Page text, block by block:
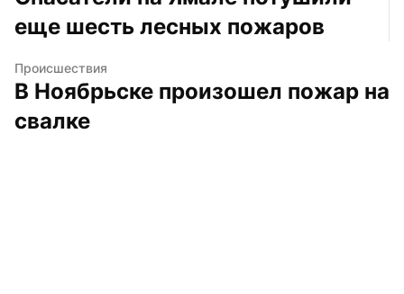
еще шесть лесных пожаров
Происшествия
В Ноябрьске произошел пожар на
свалке